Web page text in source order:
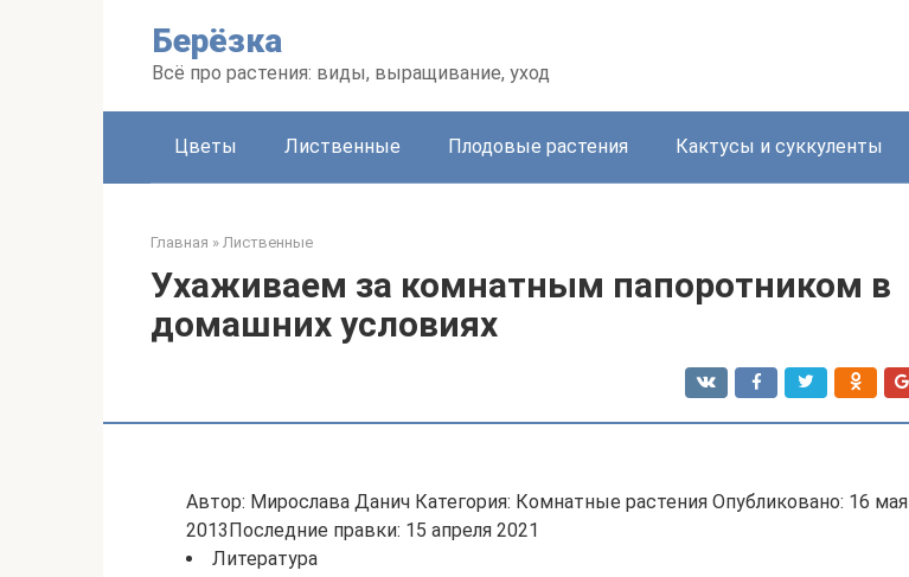
Берёзка
Всё про растения: виды, выращивание, уход
Цветы Лиственные Плодовые растения Кактусы и суккуленты
Главная » Лиственные
Ухаживаем за комнатным папоротником в
домашних условиях
Автор: Мирослава Данич Категория: Комнатные растения Опубликовано: 16 мая
2013Последние правки: 15 апреля 2021
Литература